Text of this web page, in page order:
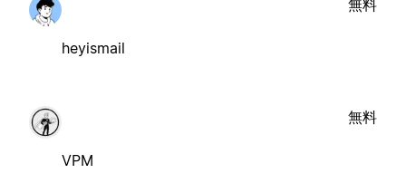
heyismail
無料
VPM
無料